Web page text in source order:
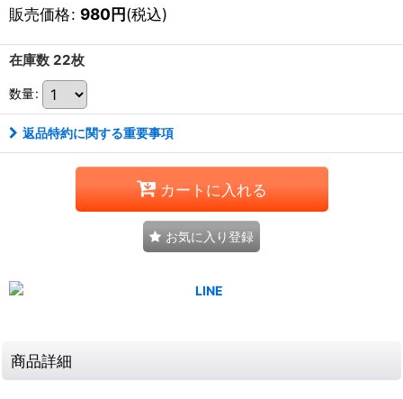
販売価格: 980円(税込)
在庫数 22枚
数量:
返品特約に関する重要事項
カートに入れる
お気に入り登録
商品詳細